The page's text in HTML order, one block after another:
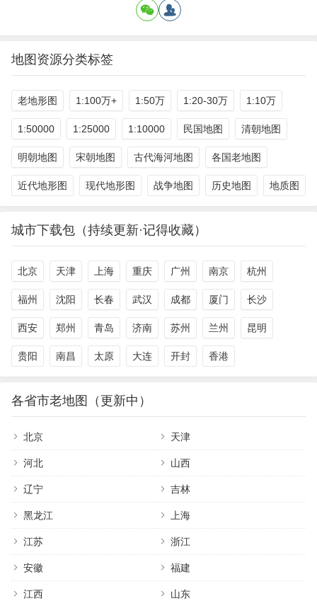
地图资源分类标签
老地形图 1:100万+ 1:50万 1:20-30万 1:10万
1:50000 1:25000 1:10000 民国地图 清朝地图
明朝地图 宋朝地图 古代海河地图 各国老地图
近代地形图 现代地形图 战争地图 历史地图 地质图
城市下载包（持续更新·记得收藏）
北京 天津 上海 重庆 广州 南京 杭州
福州 沈阳 长春 武汉 成都 厦门 长沙
西安 郑州 青岛 济南 苏州 兰州 昆明
贵阳 南昌 太原 大连 开封 香港
各省市老地图（更新中）
北京 天津
河北 山西
辽宁 吉林
黑龙江 上海
江苏 浙江
安徽 福建
江西 山东